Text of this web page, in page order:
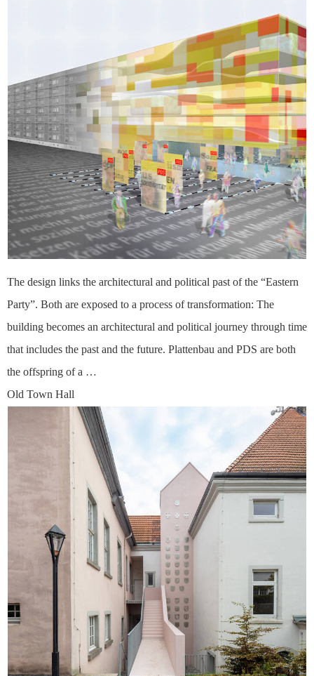
The design links the architectural and political past of the “Eastern
Party”. Both are exposed to a process of transformation: The
building becomes an architectural and political journey through time
that includes the past and the future. Plattenbau and PDS are both
the offspring of a …
Old Town Hall